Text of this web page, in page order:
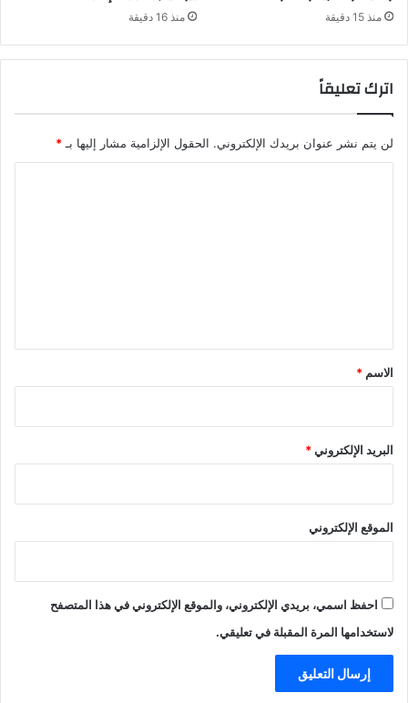
منذ 15 دقيقة منذ 16 دقيقة
اترك تعليقاً
لن يتم نشر عنوان بريدك الإلكتروني. الحقول الإلزامية مشار إليها بـ *
*
الاسم *
البريد الإلكتروني*
الموقع الإلكتروني
احفظ اسمي، بريدي الإلكتروني، والموقع الإلكتروني في هذا المتصفح
لاستخدامها المرة المقبلة في تعليقي.